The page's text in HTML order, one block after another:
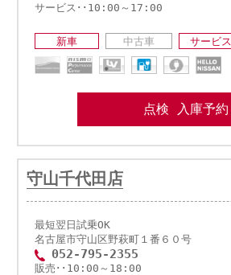
サービス･･10:00～17:00
新車 中古車 サービス
点検 入庫予約
守山千代田店
最短翌日試乗OK
名古屋市守山区野萩町１番６０号
052-795-2355
販売･･10:00～18:00